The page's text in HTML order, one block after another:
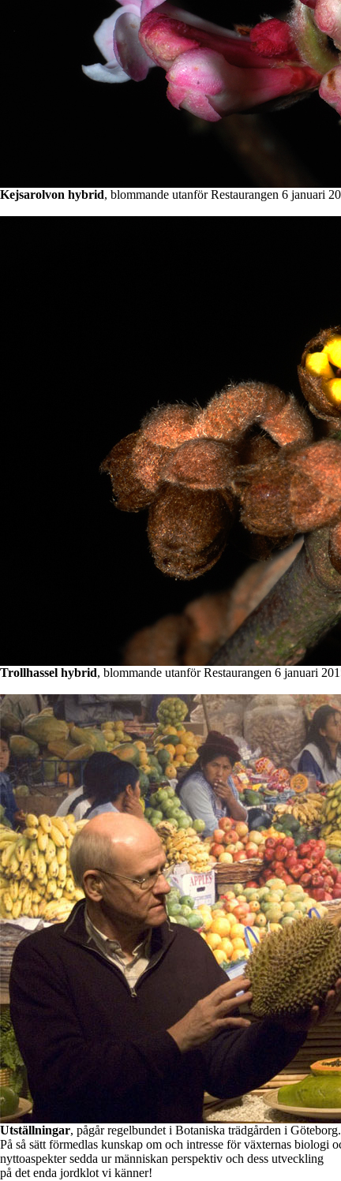
Kejsarolvon hybrid, blommande utanför Restaurangen 6 januari
Trollhassel hybrid, blommande utanför Restaurangen 6 januari
Utställningar, pågår regelbundet i Botaniska trädgården i Göteborg.
På så sätt förmedlas kunskap om och intresse för växternas biologi
nyttoaspekter sedda ur människan perspektiv och dess utveckling
på det enda jordklot vi känner!